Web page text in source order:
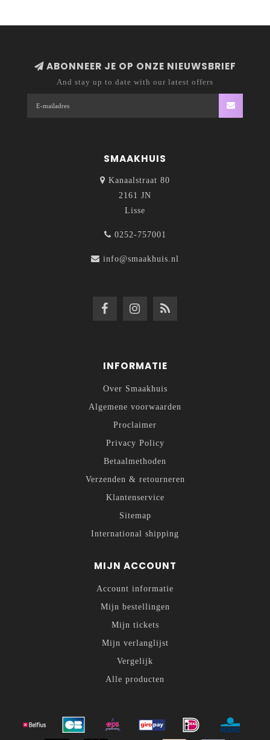
ABONNEER JE OP ONZE NIEUWSBRIEF
And stay up to date with our latest offers
SMAAKHUIS
Kanaalstraat 80
2161 JN
Lisse
0252-757001
info@smaakhuis.nl
INFORMATIE
Over Smaakhuis
Algemene voorwaarden
Proclaimer
Privacy Policy
Betaalmethoden
Verzenden & retourneren
Klantenservice
Sitemap
International shipping
MIJN ACCOUNT
Account informatie
Mijn bestellingen
Mijn tickets
Mijn verlanglijst
Vergelijk
Alle producten